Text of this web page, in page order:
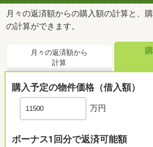
月々の返済額からの購入額の計算と、
の計算ができます。
月々の返済額から
計算
購入予定の物件価格（借入額）
万円
ボーナス1回分で返済可能額